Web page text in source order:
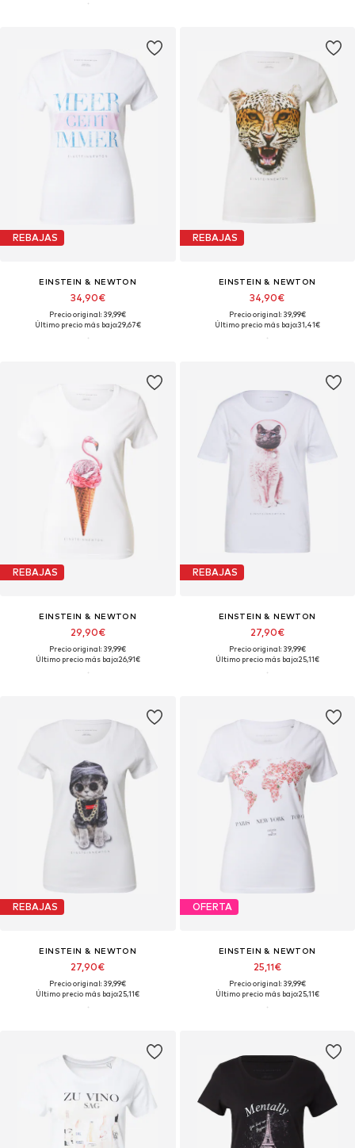
REBAJAS
EINSTEIN & NEWTON
34,90€
Precio original: 39,99€
Último precio más bajo:29,67€
REBAJAS
EINSTEIN & NEWTON
34,90€
Precio original: 39,99€
Último precio más bajo:31,41€
REBAJAS
EINSTEIN & NEWTON
29,90€
Precio original: 39,99€
Último precio más bajo:26,91€
REBAJAS
EINSTEIN & NEWTON
27,90€
Precio original: 39,99€
Último precio más bajo:25,11€
REBAJAS
EINSTEIN & NEWTON
27,90€
Precio original: 39,99€
Último precio más bajo:25,11€
OFERTA
EINSTEIN & NEWTON
25,11€
Precio original: 39,99€
Último precio más bajo:25,11€